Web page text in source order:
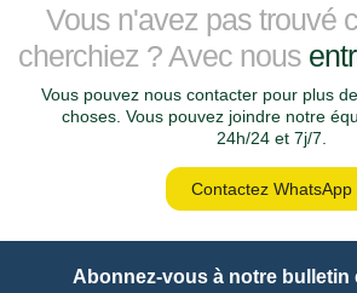
Vous n'avez pas trouvé
cherchiez ? Avec nous
Vous pouvez nous contacter pour plus
choses. Vous pouvez joindre notre
24h/24 et 7j/7.
Contactez WhatsApp
Abonnez-vous à notre bulletin